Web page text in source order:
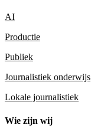
AI
Productie
Publiek
Journalistiek onderwijs
Lokale journalistiek
Wie zijn wij